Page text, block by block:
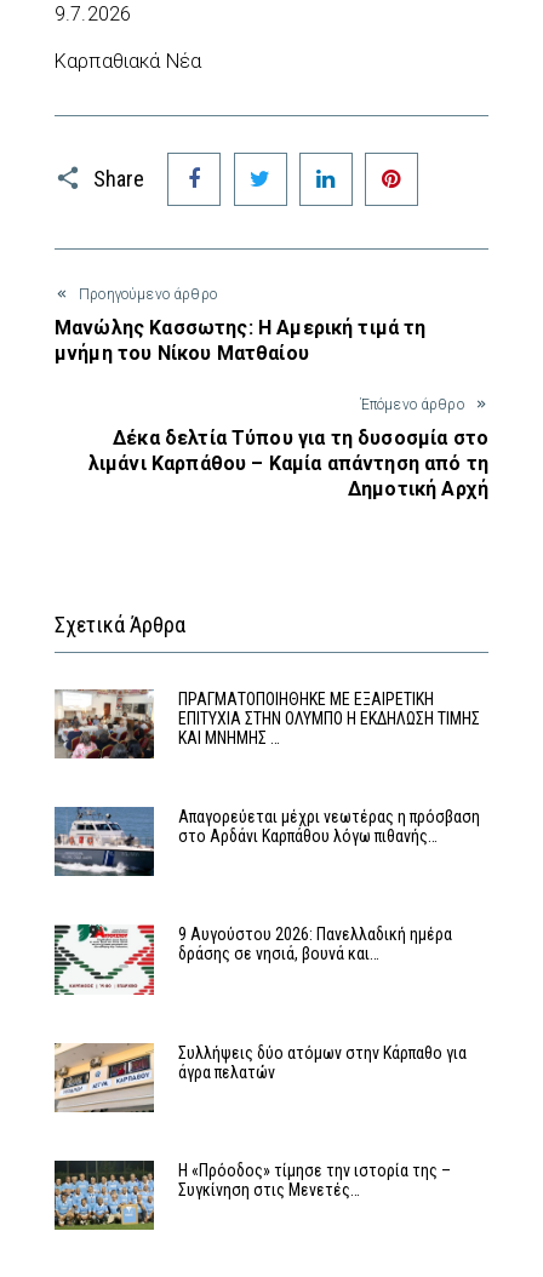
9.7.2026
Καρπαθιακά Νέα
Share
Facebook Twitter LinkedIn
Προηγούμενο άρθρο
Μανώλης Κασσωτης: Η Αμερική τιμά τη
μνήμη του Νίκου Ματθαίου
Έπόμενο άρθρο
Δέκα δελτία Τύπου για τη δυσοσμία στο
λιμάνι Καρπάθου – Καμία απάντηση από τη
Δημοτική Αρχή
Σχετικά Άρθρα
ΠΡΑΓΜΑΤΟΠΟΙΗΘΗΚΕ ΜΕ ΕΞΑΙΡΕΤΙΚΗ
ΕΠΙΤΥΧΙΑ ΣΤΗΝ ΟΛΥΜΠΟ Η ΕΚΔΗΛΩΣΗ ΤΙΜΗΣ
ΚΑΙ ΜΝΗΜΗΣ …
Απαγορεύεται μέχρι νεωτέρας η πρόσβαση
στο Αρδάνι Καρπάθου λόγω πιθανής…
9 Αυγούστου 2026: Πανελλαδική ημέρα
δράσης σε νησιά, βουνά και…
Συλλήψεις δύο ατόμων στην Κάρπαθο για
άγρα πελατών
Η «Πρόοδος» τίμησε την ιστορία της –
Συγκίνηση στις Μενετές…